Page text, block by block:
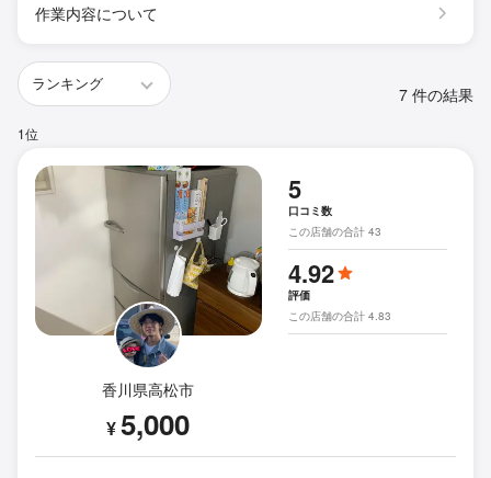
作業内容について
7 件の結果
1位
香川県高松市
¥5,000
5
口コミ数
この店舗の合計 43
4.92
評価
この店舗の合計 4.83